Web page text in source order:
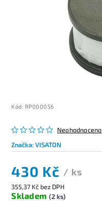
Kód: RP000056
Neohodnoceno
Značka:VISATON
430 Kč / ks
355,37 Kč bez DPH
Skladem (2 ks)